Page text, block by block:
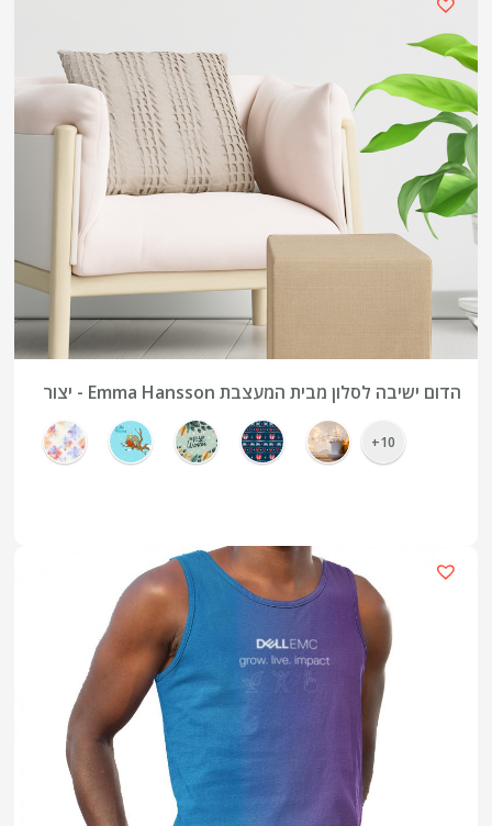
הדום ישיבה לסלון מבית המעצבת Emma Hansson - יצור
10+